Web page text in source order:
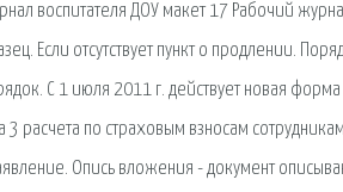
воспитателя ДОУ макет 17 Рабочий
Если отсутствует пункт о продлении.
С 1 июля 2011 г. действует новая форма
3 расчета по страховым взносам
Опись вложения - документ